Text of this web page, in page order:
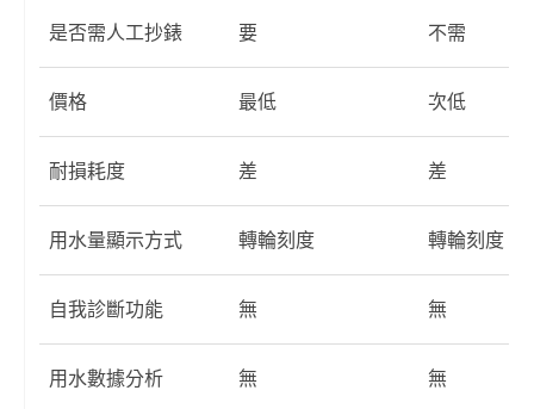
是否需人工抄錶 要 不需
價格 最低 次低
耐損耗度 差 差
用水量顯示方式 轉輪刻度 轉輪刻度
自我診斷功能 無 無
用水數據分析 無 無